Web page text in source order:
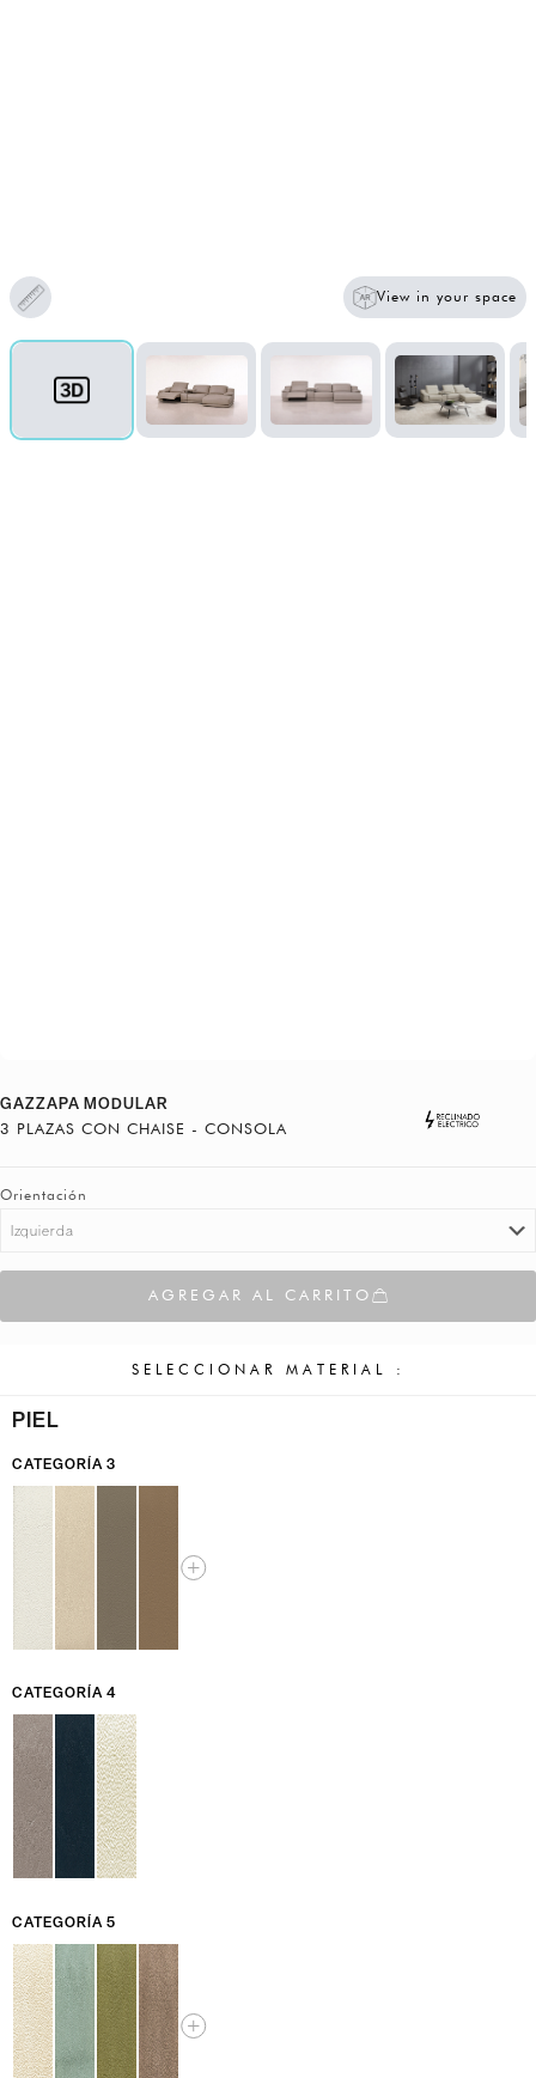
View in your space
GAZZAPA MODULAR
3 PLAZAS CON CHAISE - CONSOLA
Orientación
AGREGAR AL CARRITO
SELECCIONAR MATERIAL :
PIEL
CATEGORÍA 3
CATEGORÍA 4
CATEGORÍA 5